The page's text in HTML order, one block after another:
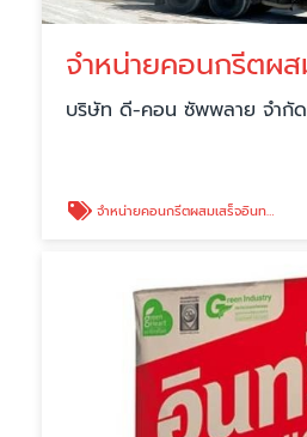
บริษัท ดี-คอน ซัพพลาย จำกัด
จำหน่ายคอนกรีตผสมเสร็จอินทรี นครหลวง